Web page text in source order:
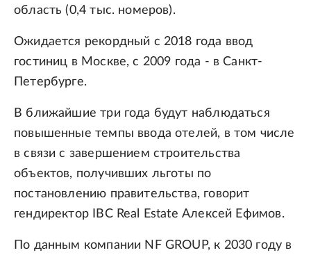
область (0,4 тыс. номеров).
Ожидается рекордный с 2018 года ввод
гостиниц в Москве, с 2009 года - в Санкт-
Петербурге.
В ближайшие три года будут наблюдаться
повышенные темпы ввода отелей, в том числе
в связи с завершением строительства
объектов, получивших льготы по
постановлению правительства, говорит
гендиректор IBC Real Estate Алексей Ефимов.
По данным компании NF GROUP, к 2030 году в